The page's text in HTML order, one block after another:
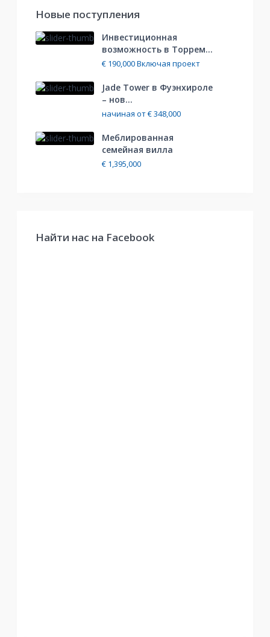
Hовые поступления
Инвестиционная
возможность в Торрем...
€ 190,000Включая проект
Jade Tower в Фуэнхироле
– нов...
начиная от€ 348,000
Меблированная
cемейная вилла
€ 1,395,000
Найти нас на Facebook